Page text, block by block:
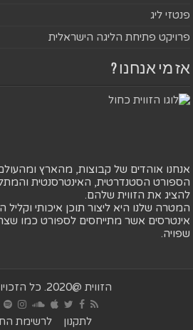
פנטזי ליג
פרויקט פתיחת הליגה הישראלית
אז מי אנחנו ?
אנחנו אוהדים של קבוצות, מהארץ
הספורט הסטנדרטית, האינטרסנטית
להציג את הזווית שלהם.
המטרה שלנו היא ליצור תוכן איכותי וקליל
אינטרסים אשר מתייחסים לספורט כמו
שפויה.
הזווית @2020. כל הזכויות שמורות
לתקנון לרשימת